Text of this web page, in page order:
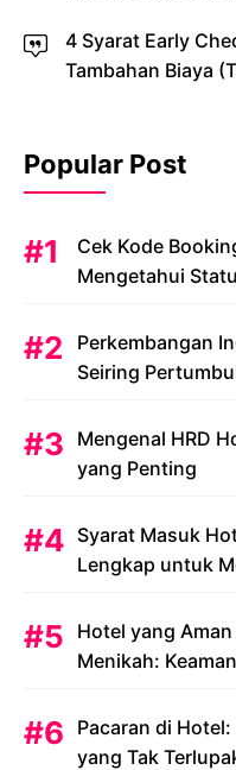
4 Syarat Early
Tambahan Biaya
Popular Post
Cek Kode
Mengetahui
Perkembangan
Seiring
Mengenal HRD
yang Penting
Syarat Masuk
Lengkap untuk
Hotel yang
Menikah:
Pacaran di
yang Tak